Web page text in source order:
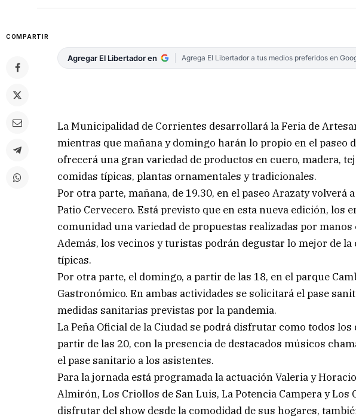
COMPARTIR
Agregar El Libertador en Agrega El Libertador a tus medios preferidos en
La Municipalidad de Corrientes desarrollará la Feria de
mientras que mañana y domingo harán lo propio en el paseo
ofrecerá una gran variedad de productos en cuero, madera,
comidas típicas, plantas ornamentales y tradicionales.
Por otra parte, mañana, de 19.30, en el paseo Arazaty volverá
Patio Cervecero. Está previsto que en esta nueva edición, los
comunidad una variedad de propuestas realizadas por
Además, los vecinos y turistas podrán degustar lo mejor de
típicas.
Por otra parte, el domingo, a partir de las 18, en el parque
Gastronómico. En ambas actividades se solicitará el pase
medidas sanitarias previstas por la pandemia.
La Peña Oficial de la Ciudad se podrá disfrutar como todos
partir de las 20, con la presencia de destacados músicos
el pase sanitario a los asistentes.
Para la jornada está programada la actuación Valeria y
Almirón, Los Criollos de San Luis, La Potencia Campera y
disfrutar del show desde la comodidad de sus hogares,